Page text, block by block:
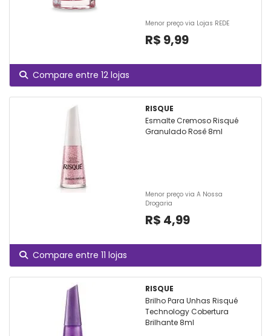
Menor preço via Lojas REDE
R$ 9,99
Compare entre 12 lojas
RISQUE
Esmalte Cremoso Risqué
Granulado Rosê 8ml
Menor preço via A Nossa
Drogaria
R$ 4,99
Compare entre 11 lojas
RISQUE
Brilho Para Unhas Risqué
Technology Cobertura
Brilhante 8ml